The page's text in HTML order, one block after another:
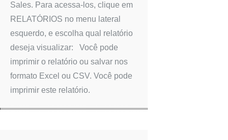
Sales. Para acessa-los, clique em
RELATÓRIOS no menu lateral
esquerdo, e escolha qual relatório
deseja visualizar: Você pode
imprimir o relatório ou salvar nos
formato Excel ou CSV. Você pode
imprimir este relatório.